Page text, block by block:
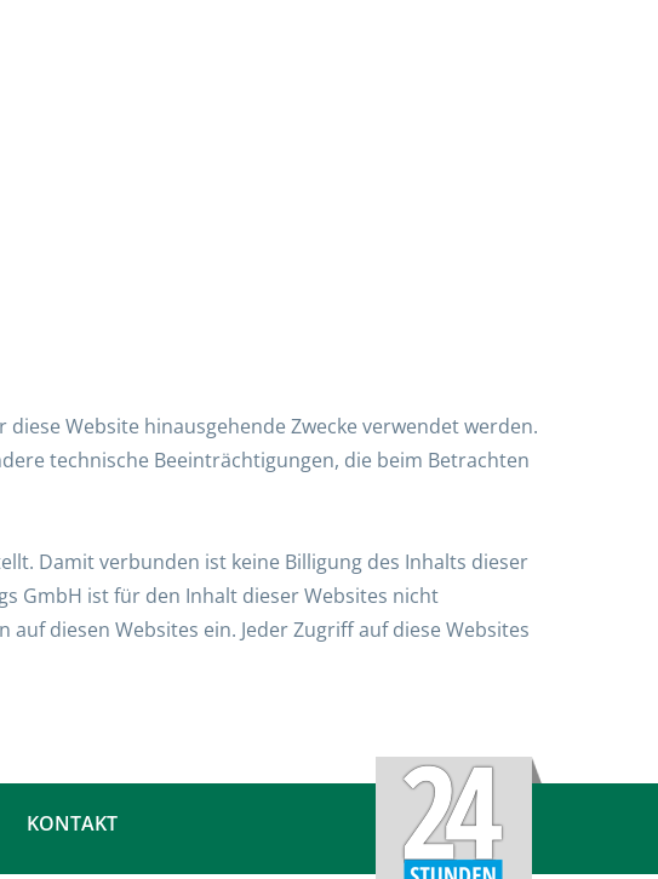
Website hinausgehende Zwecke verwendet werden.
technische Beeinträchtigungen, die beim Betrachten
Damit verbunden ist keine Billigung des Inhalts dieser
GmbH ist für den Inhalt dieser Websites nicht
diesen Websites ein. Jeder Zugriff auf diese Websites
KONTAKT